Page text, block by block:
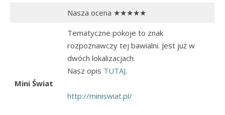
Nasza ocena ★★★★★
Mini Świat
Tematyczne pokoje to znak
rozpoznawczy tej bawialni. Jest już w
dwóch lokalizacjach.
Nasz opis TUTAJ.
http://miniswiat.pl/